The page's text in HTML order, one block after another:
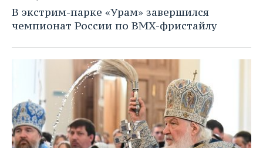
В экстрим-парке «Урам» завершился
чемпионат России по BMX-фристайлу